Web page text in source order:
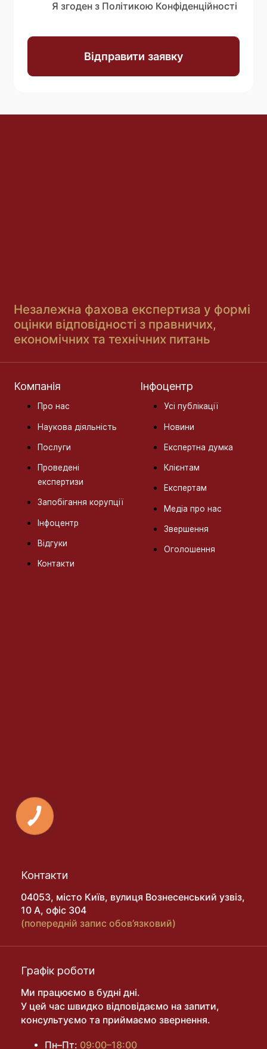
Я згоден з Політикою Конфіденційності
Відправити заявку
Незалежна фахова експертиза у формі
оцінки відповідності з правничих,
економічних та технічних питань
Компанія
Про нас
Наукова діяльність
Послуги
Проведені
експертизи
Запобігання корупції
Інфоцентр
Відгуки
Контакти
Інфоцентр
Усі публікації
Новини
Експертна думка
Клієнтам
Експертам
Медіа про нас
Звершення
Оголошення
Контакти
04053, місто Київ, вулиця Вознесенський узвіз,
10 А, офіс 304
(попередній запис обов’язковий)
Графік роботи
Ми працюємо в будні дні.
У цей час швидко відповідаємо на запити,
консультуємо та приймаємо звернення.
Пн–Пт: 09:00–18:00